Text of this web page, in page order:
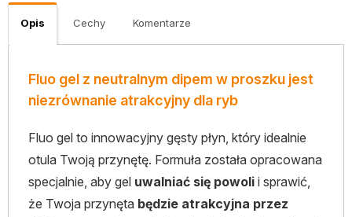
Opis Cechy Komentarze
Fluo gel z neutralnym dipem w proszku jest
niezrównanie atrakcyjny dla ryb
Fluo gel to innowacyjny gęsty płyn, który idealnie
otula Twoją przynętę. Formuła została opracowana
specjalnie, aby gel uwalniać się powoli i sprawić,
że Twoja przynęta będzie atrakcyjna przez